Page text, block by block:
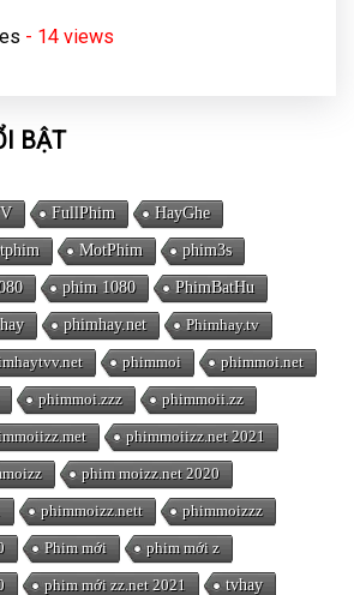
- 14views
BẬT
FullPhim HayGhe
MotPhim phim3s
phim 1080 PhimBatHu
phimhay.net Phimhay.tv
phimmoi phimmoi.net
phimmoi.zzz phimmoii.zz
phimmoiizz.net 2021
phim moizz.net 2020
phimmoizz.nett phimmoizzz
Phim mới phim mới z
phim mới zz.net 2021 tvhay